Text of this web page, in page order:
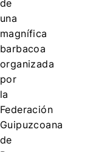
de
una
magnífica
barbacoa
organizada
por
la
Federación
Guipuzcoana
de